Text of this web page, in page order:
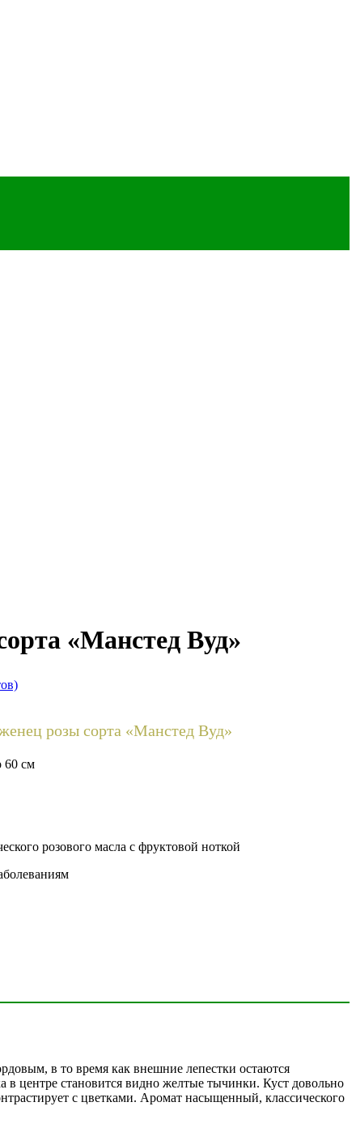
«Манстед Вуд»
розы сорта «Манстед Вуд»
60 см
розового масла с фруктовой ноткой
в то время как внешние лепестки остаются
в центре становится видно желтые тычинки. Куст довольно
с цветками. Аромат насыщенный, классического